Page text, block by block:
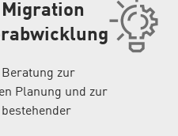
Migration
zur
Planung und zur